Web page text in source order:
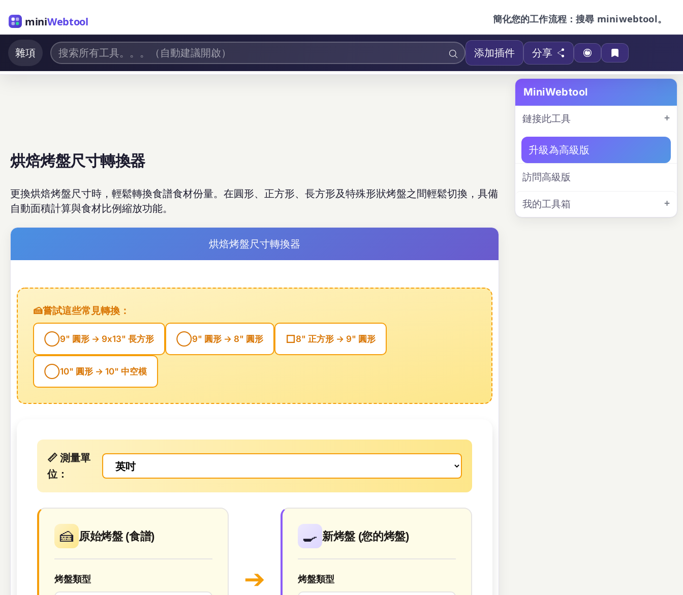
miniWebtool 簡化您的工作流程：搜尋 miniwebtool。
雜項 添加插件 分享
烘焙烤盤尺寸轉換器
更換烘焙烤盤尺寸時，輕鬆轉換食譜食材份量。在圓形、正方形、長方形及特殊形狀烤盤之間輕鬆切換，具備
自動面積計算與食材比例縮放功能。
烘焙烤盤尺寸轉換器
🍰嘗試這些常見轉換：
◯9" 圓形 → 9x13" 長方形 ◯9" 圓形 → 8" 圓形 □8" 正方形 → 9" 圓形
◯10" 圓形 → 10" 中空模
📏 測量單
位：
🍰 原始烤盤 (食譜)
烤盤類型 ➔
🍳 新烤盤 (您的烤盤)
烤盤類型
MiniWebtool
鏈接此工具
升級為高級版
訪問高級版
我的工具箱